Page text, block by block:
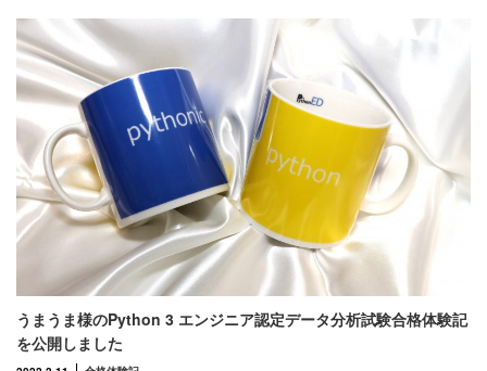
うまうま様のPython 3 エンジニア認定データ分析試験合格体験記
を公開しました